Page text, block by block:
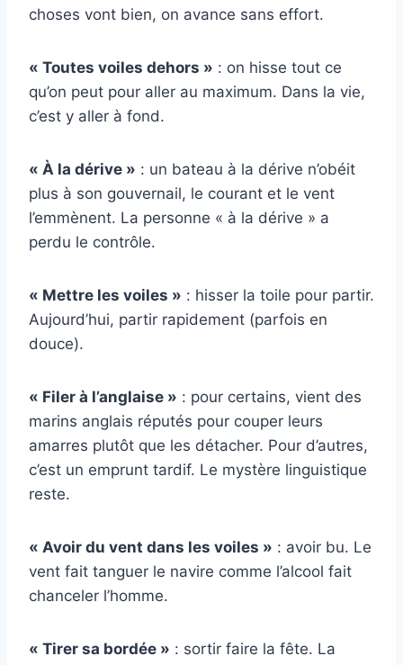
choses vont bien, on avance sans effort.
« Toutes voiles dehors » : on hisse tout ce
qu’on peut pour aller au maximum. Dans la vie,
c’est y aller à fond.
« À la dérive » : un bateau à la dérive n’obéit
plus à son gouvernail, le courant et le vent
l’emmènent. La personne « à la dérive » a
perdu le contrôle.
« Mettre les voiles » : hisser la toile pour partir.
Aujourd’hui, partir rapidement (parfois en
douce).
« Filer à l’anglaise » : pour certains, vient des
marins anglais réputés pour couper leurs
amarres plutôt que les détacher. Pour d’autres,
c’est un emprunt tardif. Le mystère linguistique
reste.
« Avoir du vent dans les voiles » : avoir bu. Le
vent fait tanguer le navire comme l’alcool fait
chanceler l’homme.
« Tirer sa bordée » : sortir faire la fête. La